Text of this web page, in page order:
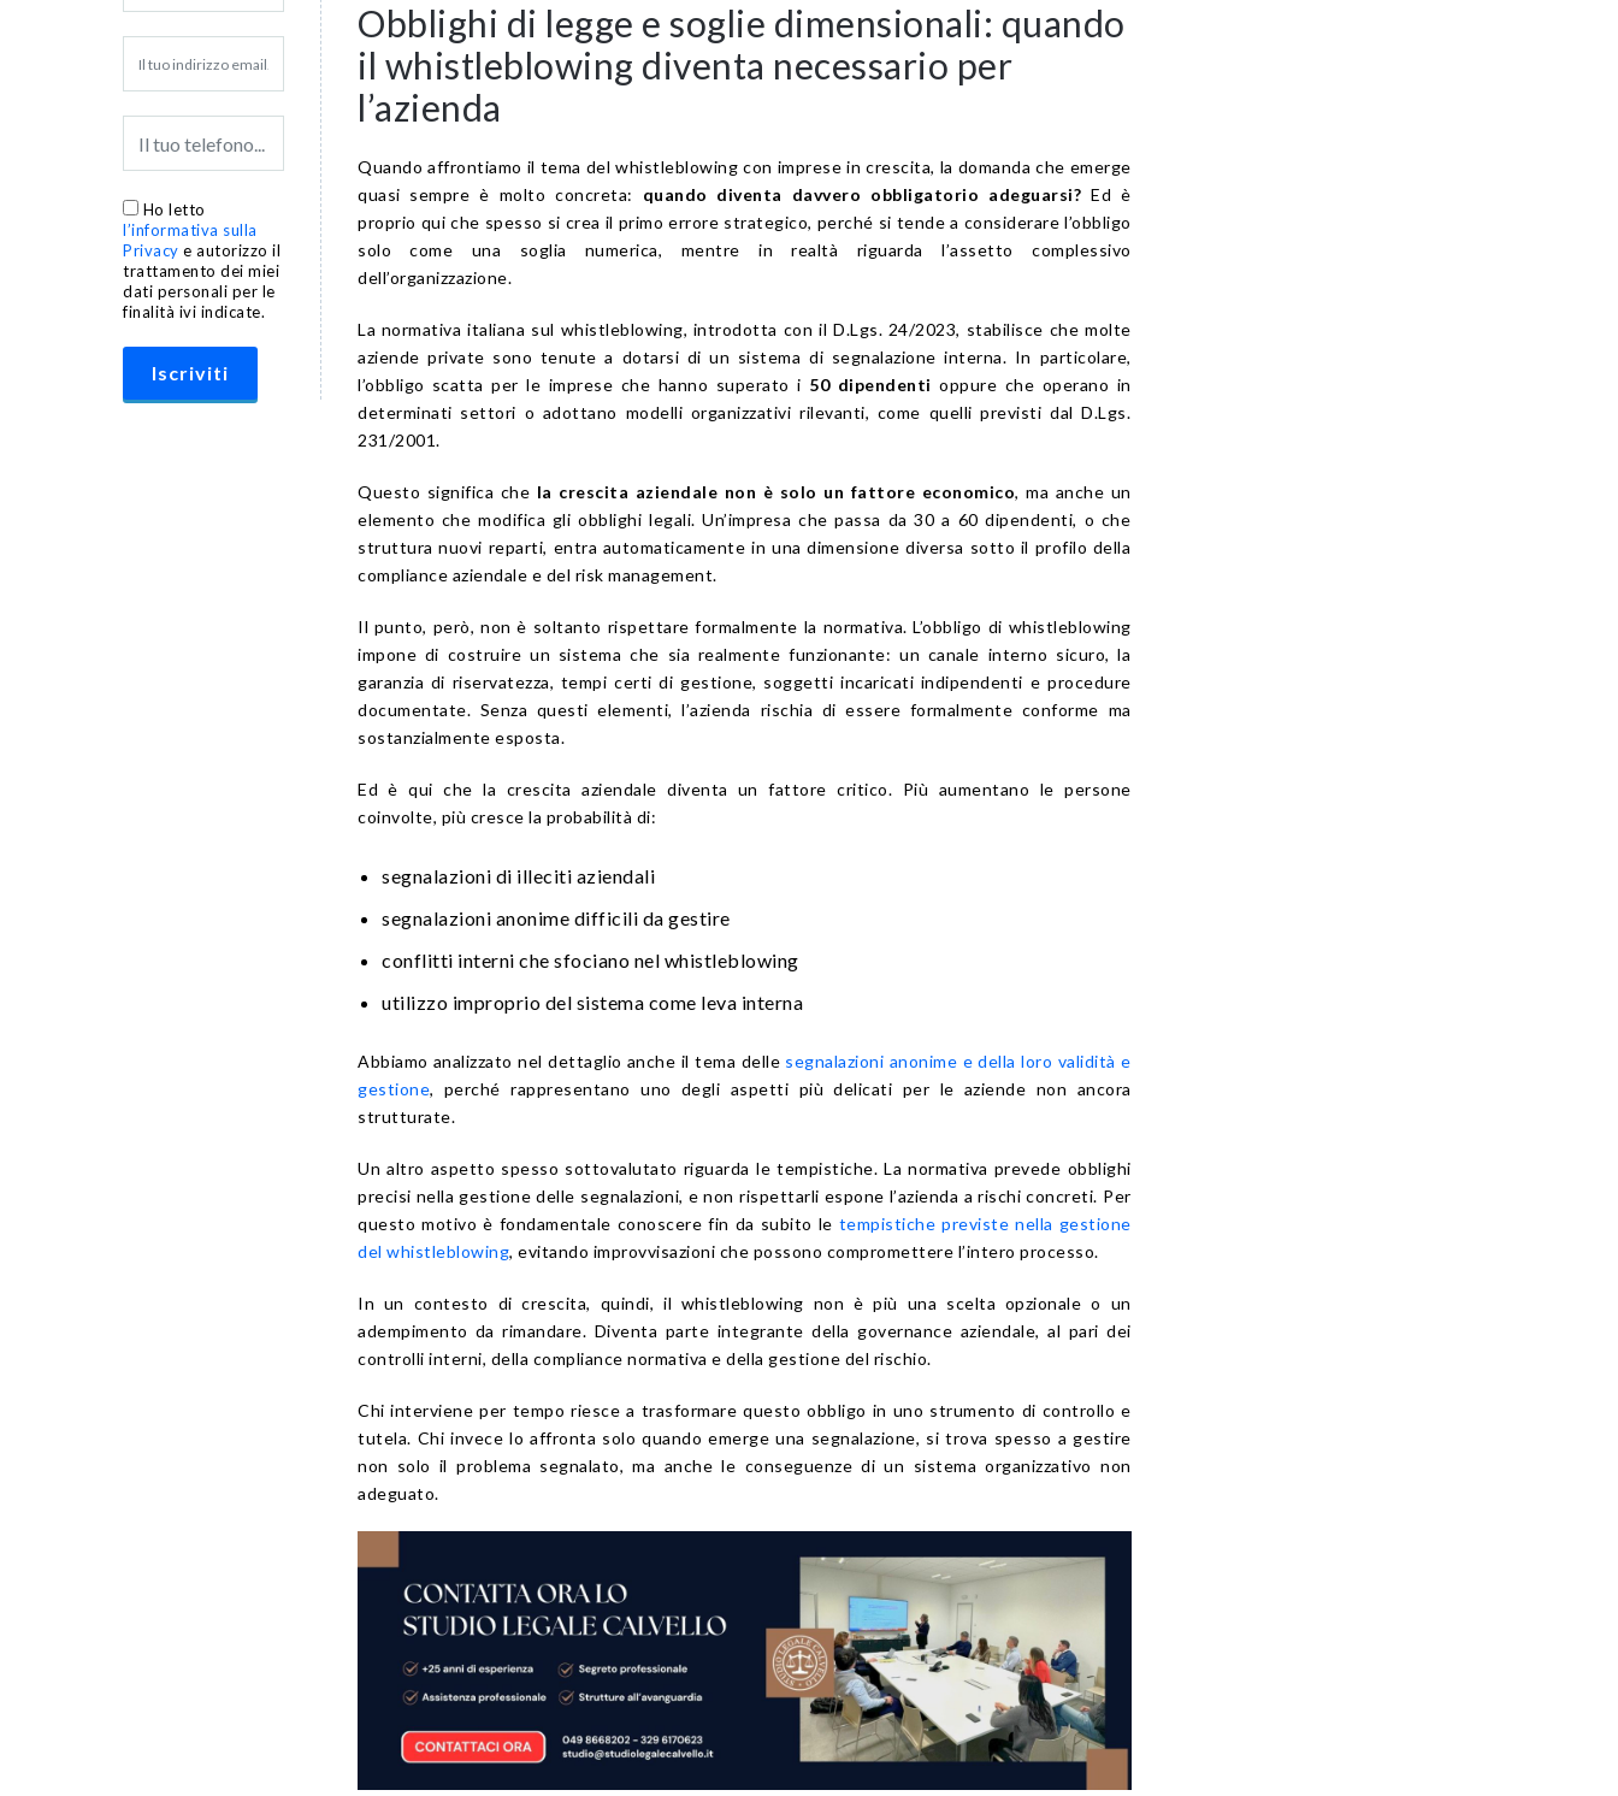
Ho letto
l’informativa sulla
Privacy e autorizzo il
trattamento dei miei
dati personali per le
finalità ivi indicate.
Obblighi di legge e soglie dimensionali: quando
il whistleblowing diventa necessario per
l’azienda
Quando affrontiamo il tema del whistleblowing con imprese in crescita, la domanda che emerge
quasi sempre è molto concreta: quando diventa davvero obbligatorio adeguarsi? Ed è
proprio qui che spesso si crea il primo errore strategico, perché si tende a considerare l’obbligo
solo come una soglia numerica, mentre in realtà riguarda l’assetto complessivo
dell’organizzazione.
La normativa italiana sul whistleblowing, introdotta con il D.Lgs. 24/2023, stabilisce che molte
aziende private sono tenute a dotarsi di un sistema di segnalazione interna. In particolare,
l’obbligo scatta per le imprese che hanno superato i 50 dipendenti oppure che operano in
determinati settori o adottano modelli organizzativi rilevanti, come quelli previsti dal D.Lgs.
231/2001.
Questo significa che la crescita aziendale non è solo un fattore economico, ma anche un
elemento che modifica gli obblighi legali. Un’impresa che passa da 30 a 60 dipendenti, o che
struttura nuovi reparti, entra automaticamente in una dimensione diversa sotto il profilo della
compliance aziendale e del risk management.
Il punto, però, non è soltanto rispettare formalmente la normativa. L’obbligo di whistleblowing
impone di costruire un sistema che sia realmente funzionante: un canale interno sicuro, la
garanzia di riservatezza, tempi certi di gestione, soggetti incaricati indipendenti e procedure
documentate. Senza questi elementi, l’azienda rischia di essere formalmente conforme ma
sostanzialmente esposta.
Ed è qui che la crescita aziendale diventa un fattore critico. Più aumentano le persone
coinvolte, più cresce la probabilità di:
segnalazioni di illeciti aziendali
segnalazioni anonime difficili da gestire
conflitti interni che sfociano nel whistleblowing
utilizzo improprio del sistema come leva interna
Abbiamo analizzato nel dettaglio anche il tema delle segnalazioni anonime e della loro validità e
gestione, perché rappresentano uno degli aspetti più delicati per le aziende non ancora
strutturate.
Un altro aspetto spesso sottovalutato riguarda le tempistiche. La normativa prevede obblighi
precisi nella gestione delle segnalazioni, e non rispettarli espone l’azienda a rischi concreti. Per
questo motivo è fondamentale conoscere fin da subito le tempistiche previste nella gestione
del whistleblowing, evitando improvvisazioni che possono compromettere l’intero processo.
In un contesto di crescita, quindi, il whistleblowing non è più una scelta opzionale o un
adempimento da rimandare. Diventa parte integrante della governance aziendale, al pari dei
controlli interni, della compliance normativa e della gestione del rischio.
Chi interviene per tempo riesce a trasformare questo obbligo in uno strumento di controllo e
tutela. Chi invece lo affronta solo quando emerge una segnalazione, si trova spesso a gestire
non solo il problema segnalato, ma anche le conseguenze di un sistema organizzativo non
adeguato.